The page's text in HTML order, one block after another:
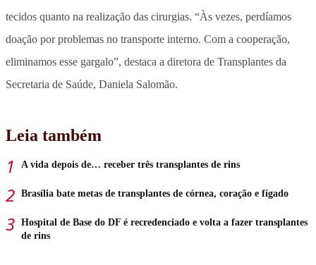
tecidos quanto na realização das cirurgias. “Às vezes, perdíamos
doação por problemas no transporte interno. Com a cooperação,
eliminamos esse gargalo”, destaca a diretora de Transplantes da
Secretaria de Saúde, Daniela Salomão.
Leia também
A vida depois de… receber três transplantes de rins
Brasília bate metas de transplantes de córnea, coração e fígado
Hospital de Base do DF é recredenciado e volta a fazer transplantes
de rins